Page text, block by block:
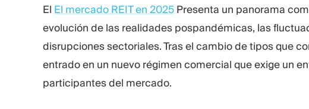
El El mercado REIT en 2025 Presenta un panorama
evolución de las realidades pospandémicas, las
disrupciones sectoriales. Tras el cambio de tipos que
entrado en un nuevo régimen comercial que exige un
participantes del mercado.